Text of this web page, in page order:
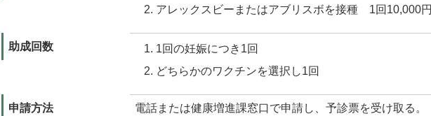
アレックスビーまたはアブリスボを接種 1回10,000円
助成回数
1回の妊娠につき1回
どちらかのワクチンを選択し1回
申請方法 電話または健康増進課窓口で申請し、予診票を受け取る。